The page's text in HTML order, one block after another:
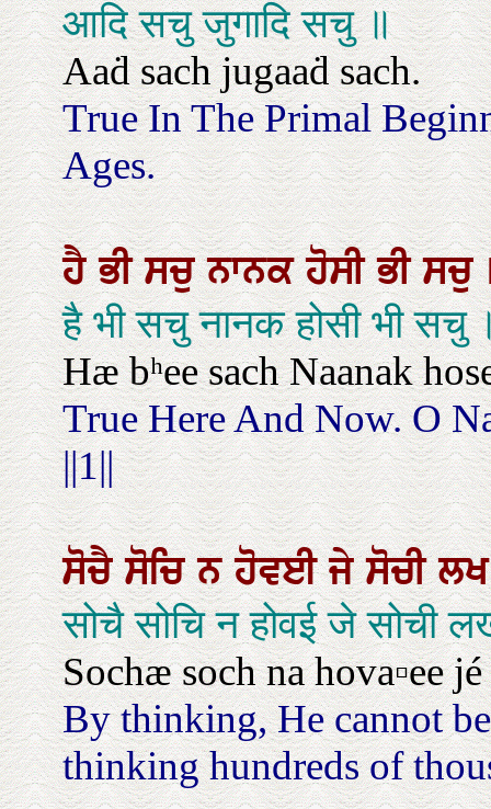
आदि सचु जुगादि सचु ॥
Aaḋ sach jugaaḋ sach.
True In The Primal
Ages.
ਹੈਭੀਸਚੁਨਾਨਕਹੋਸੀਭੀਸਚੁ
है भी सचु नानक होसी भी
Hæ bʰee sach Naanak
True Here And Now. O
||1||
ਸੋਚੈਸੋਚਿਨਹੋਵਈਜੇਸੋਚੀ
सोचै सोचि न होवई जे सोची
Sochæ soch na hova▫ee jé
By thinking, He cannot
thinking hundreds of